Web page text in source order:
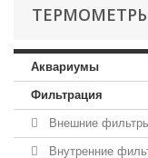
Аквариумы
Фильтрация
Внешние
Внутренние